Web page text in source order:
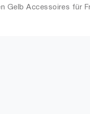
Accessoires für